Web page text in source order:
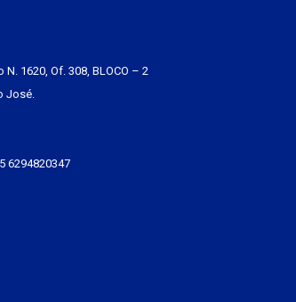
1620, Of. 308, BLOCO – 2
José.
6294820347